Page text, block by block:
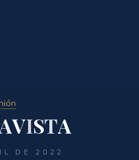
VISTA
DE 2022